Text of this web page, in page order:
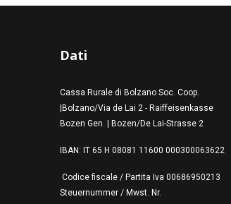
Dati
Cassa Rurale di Bolzano Soc. Coop.
|Bolzano/Via de Lai 2 - Raiffeisenkasse
Bozen Gen. | Bozen/De Lai-Strasse 2
IBAN: IT 65 H 08081 11600 000300063622
Codice fiscale / Partita Iva 00686950213
Steuernummer / Mwst. Nr.